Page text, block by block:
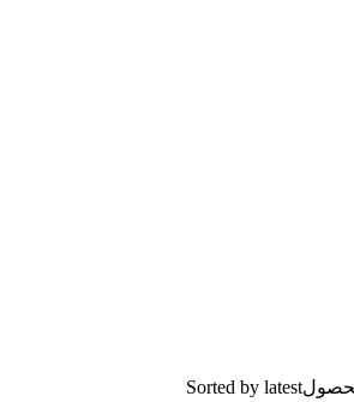
Sorted by latest